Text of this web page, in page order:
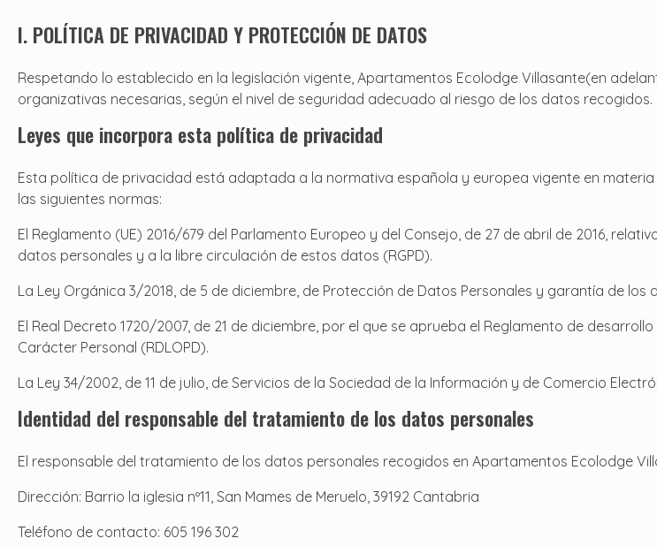
I. POLÍTICA DE PRIVACIDAD Y PROTECCIÓN DE DATOS
Respetando lo establecido en la legislación vigente, Apartamentos Ecolodge Villasante(en
organizativas necesarias, según el nivel de seguridad adecuado al riesgo de los datos recogidos.
Leyes que incorpora esta política de privacidad
Esta política de privacidad está adaptada a la normativa española y europea vigente en
las siguientes normas:
El Reglamento (UE) 2016/679 del Parlamento Europeo y del Consejo, de 27 de abril de 2016,
datos personales y a la libre circulación de estos datos (RGPD).
La Ley Orgánica 3/2018, de 5 de diciembre, de Protección de Datos Personales y garantía de los
El Real Decreto 1720/2007, de 21 de diciembre, por el que se aprueba el Reglamento de
Carácter Personal (RDLOPD).
La Ley 34/2002, de 11 de julio, de Servicios de la Sociedad de la Información y de Comercio
Identidad del responsable del tratamiento de los datos personales
El responsable del tratamiento de los datos personales recogidos en Apartamentos Ecolodge
Dirección: Barrio la iglesia nº11, San Mames de Meruelo, 39192 Cantabria
Teléfono de contacto: 605 196 302